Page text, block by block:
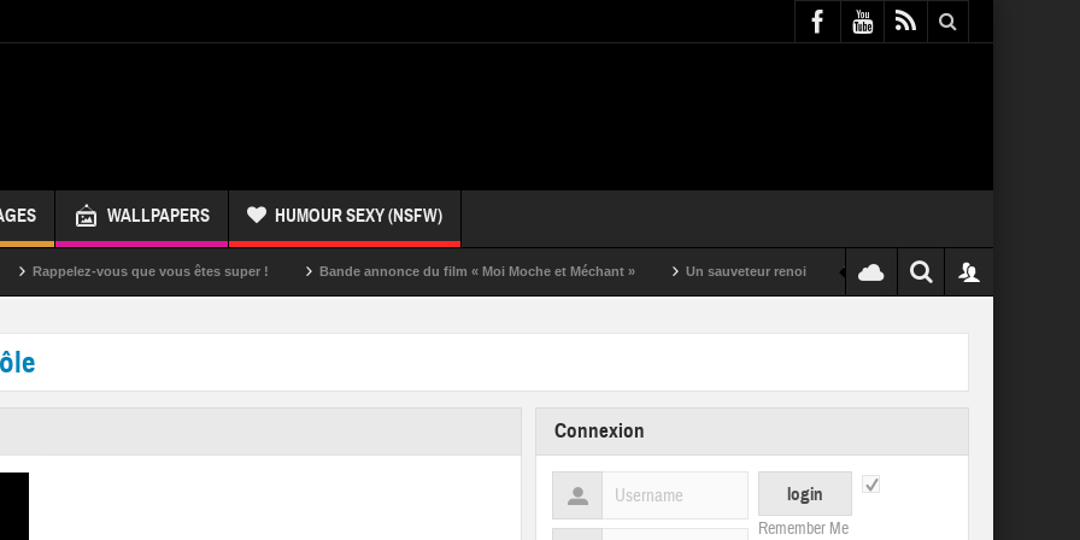
WALLPAPERS HUMOUR SEXY (NSFW)
Rappelez-vous que vous êtes super ! Bande annonce du film « Moi Moche et Méchant » Un sauveteur renoi Un puching ball pas comme les autres
Connexion
Remember Me